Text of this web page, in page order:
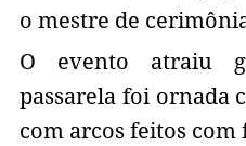
o mestre de
O evento atraiu
passarela foi ornada
com arcos feitos com